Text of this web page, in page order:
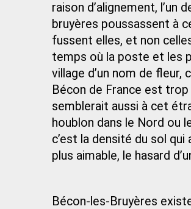
raison d’alignement,
bruyères poussassent à
fussent elles, et non
temps où la poste et les
village d’un nom de fleur,
Bécon de France est
semblerait aussi à cet
houblon dans le Nord ou
c’est la densité du sol
plus aimable, le hasard
Bécon-les-Bruyères